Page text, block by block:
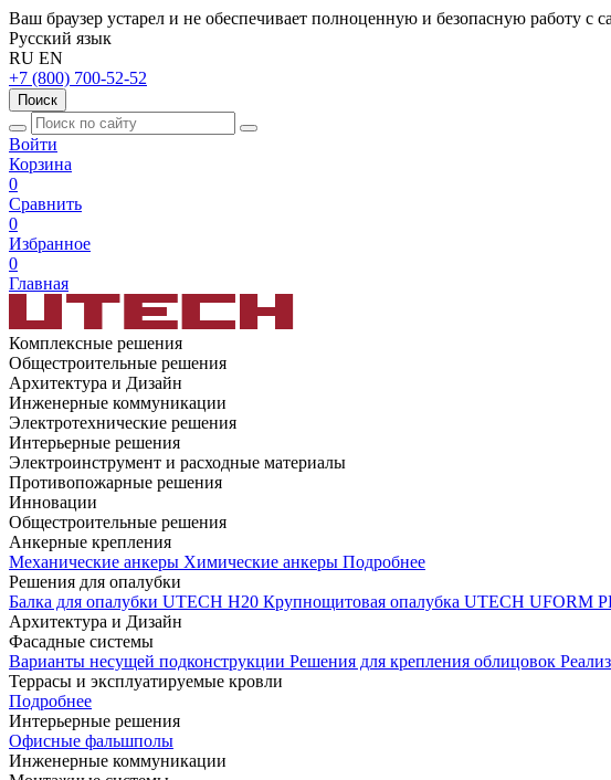
Ваш браузер устарел и не обеспечивает полноценную и безопасную работу с
Русский язык
RU EN
+7 (800) 700-52-52
Поиск
Войти
Корзина
0
Сравнить
0
Избранное
0
Главная
Комплексные решения
Общестроительные решения
Архитектура и Дизайн
Инженерные коммуникации
Электротехнические решения
Интерьерные решения
Электроинструмент и расходные материалы
Противопожарные решения
Инновации
Общестроительные решения
Анкерные крепления
Механические анкеры Химические анкеры Подробнее
Решения для опалубки
Балка для опалубки UTECH H20 Крупнощитовая опалубка UTECH UFORM
Архитектура и Дизайн
Фасадные системы
Варианты несущей подконструкции Решения для крепления облицовок
Террасы и эксплуатируемые кровли
Подробнее
Интерьерные решения
Офисные фальшполы
Инженерные коммуникации